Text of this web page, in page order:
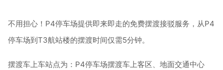
不用担心！P4停车场提供即来即走的免费摆渡接驳服务，从P4
停车场到T3航站楼的摆渡时间仅需5分钟。
摆渡车上车站点为：P4停车场摆渡车上客区、地面交通中心